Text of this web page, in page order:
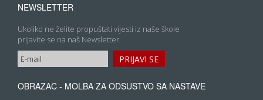
NEWSLETTER
Ukoliko ne želite propuštati vijesti iz naše škole
prijavite se na naš Newsletter.
OBRAZAC - MOLBA ZA ODSUSTVO SA NASTAVE